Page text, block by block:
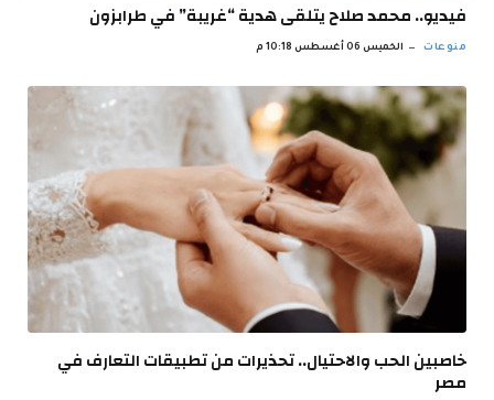
فيديو.. محمد صلاح يتلقى هدية “غريبة” في طرابزون
منوعات الخميس 06 أغسطس 10:18 م
خاصبين الحب والاحتيال.. تحذيرات من تطبيقات التعارف في
مصر